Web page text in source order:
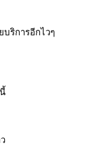
บริการอีกไวๆ